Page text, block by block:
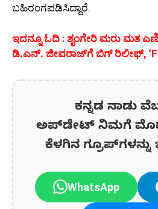
ಬಹಿರಂಗಪಡಿಸಿದ್ದಾರೆ.
ಇದನ್ನೂ ಓದಿ : ಶೃಂಗೇರಿ ಮರು ಮತ
ಡಿ.ಎನ್. ಜೀವರಾಜ್‌ಗೆ ಬಿಗ್ ರಿಲೀಫ್,
ಕನ್ನಡ ನಾಡು
ಅಪ್‌ಡೇಟ್‌ ನಿಮಗೆ
ಕೆಳಗಿನ
WhatsApp